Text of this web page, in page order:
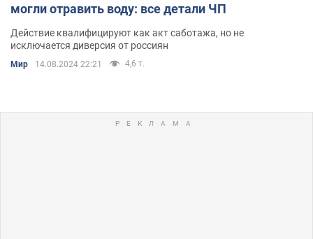
могли отравить воду: все детали ЧП
Действие квалифицируют как акт саботажа, но не
исключается диверсия от россиян
Мир 14.08.2024 22:21 4,6 т.